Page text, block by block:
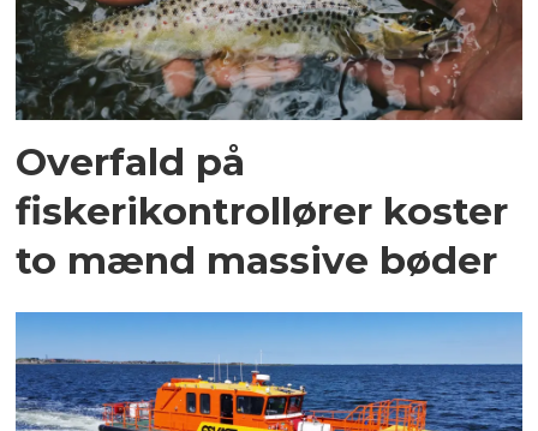
Overfald på
fiskerikontrollører koster
to mænd massive bøder